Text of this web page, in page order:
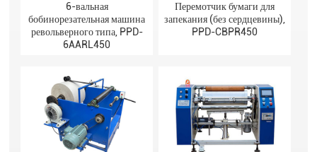
6-вальная
бобинорезательная машина
револьверного типа, PPD-
6AARL450
Перемотчик бумаги для
запекания (без сердцевины),
PPD-CBPR450